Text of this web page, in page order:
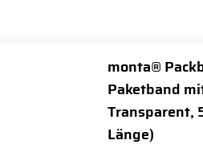
monta®
Paketband
Transparent,
Länge)